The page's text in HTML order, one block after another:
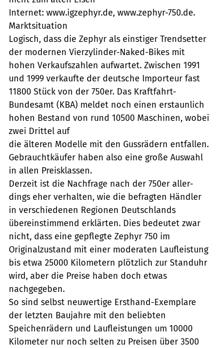
Internet: www.igzephyr.de, www.zephyr-750.de.
Marktsituation
Logisch, dass die Zephyr als einstiger Trendsetter
der modernen Vierzylinder-Naked-Bikes mit
hohen Verkaufszahlen aufwartet. Zwischen 1991
und 1999 verkaufte der deutsche Importeur fast
11800 Stück von der 750er. Das Kraftfahrt-
Bundesamt (KBA) meldet noch einen erstaunlich
hohen Bestand von rund 10500 Maschinen, wobei
zwei Drittel auf
die älteren Modelle mit den Gussrädern entfallen.
Gebrauchtkäufer haben also eine große Auswahl
in allen Preisklassen.
Derzeit ist die Nachfrage nach der 750er aller-
dings eher verhalten, wie die befragten Händler
in verschiedenen Regionen Deutschlands
übereinstimmend erklärten. Dies bedeutet zwar
nicht, dass eine gepflegte Zephyr 750 im
Originalzustand mit einer moderaten Laufleistung
bis etwa 25000 Kilometern plötzlich zur Standuhr
wird, aber die Preise haben doch etwas
nachgegeben.
So sind selbst neuwertige Ersthand-Exemplare
der letzten Baujahre mit den beliebten
Speichenrädern und Laufleistungen um 10000
Kilometer nur noch selten zu Preisen über 3500